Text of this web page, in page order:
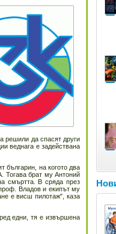
решили да спасят други
веднага е задействана
българин, на когото два
Тогава брат му Антоний
смъртта. В сряда през
Владов и екипът му
е висш пилотаж", каза
едни, тя е извършена